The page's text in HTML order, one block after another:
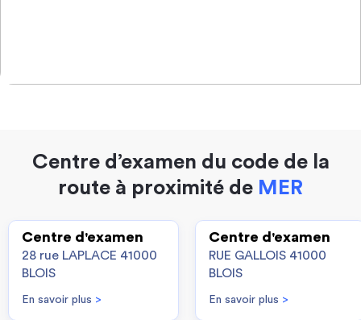
Centre d’examen du code de la
route à proximité de MER
Centre d'examen
28 rue LAPLACE 41000
BLOIS
En savoir plus >
Centre d'examen
RUE GALLOIS 41000
BLOIS
En savoir plus >